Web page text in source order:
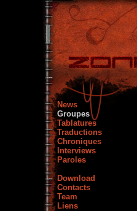
News
Groupes
Tablatures
Traductions
Chroniques
Interviews
Paroles
Download
Contacts
Team
Liens